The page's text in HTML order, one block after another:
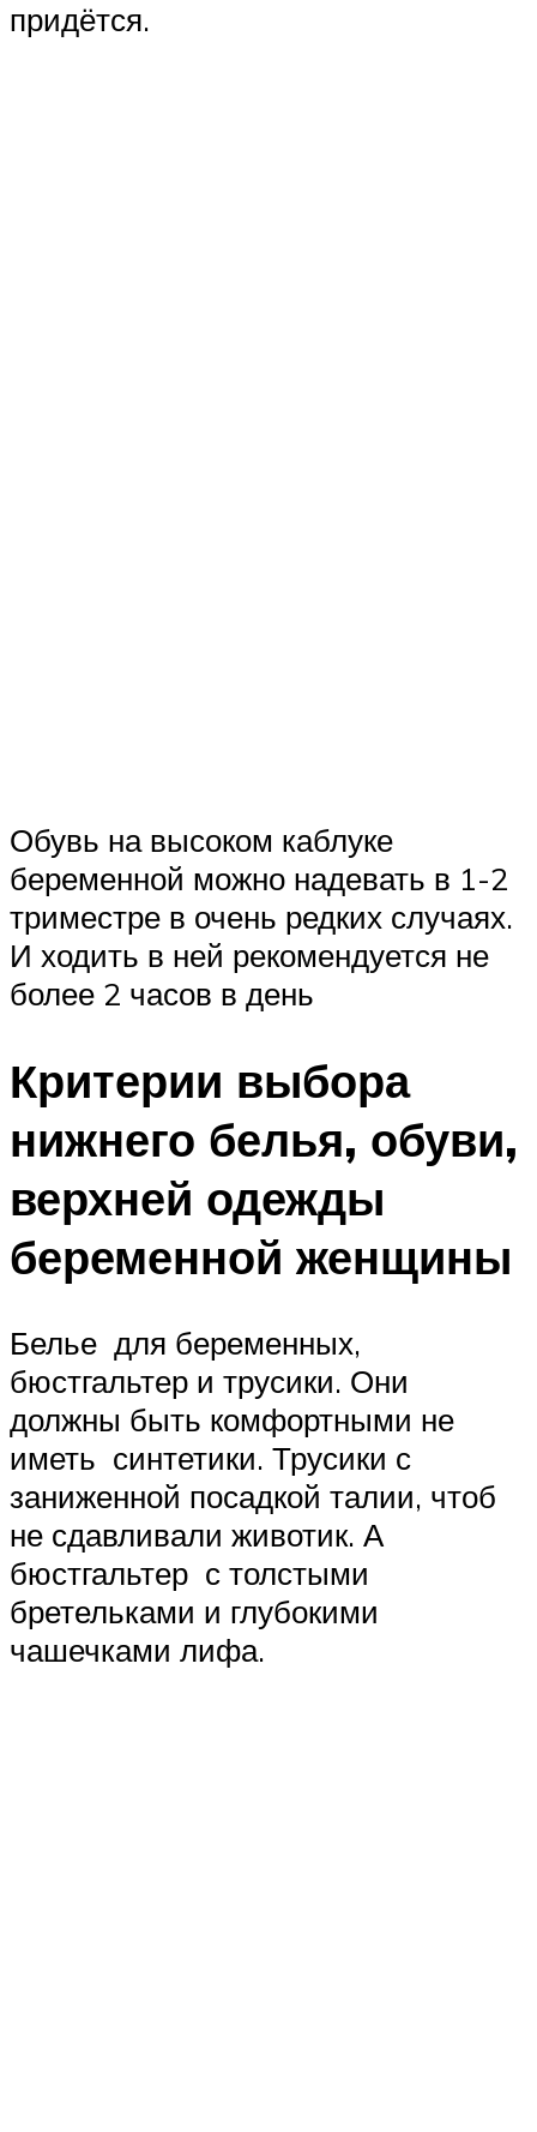
придётся.
Обувь на высоком каблуке
беременной можно надевать в 1-2
триместре в очень редких случаях.
И ходить в ней рекомендуется не
более 2 часов в день
Критерии выбора
нижнего белья, обуви,
верхней одежды
беременной женщины
Белье для беременных,
бюстгальтер и трусики. Они
должны быть комфортными не
иметь синтетики. Трусики с
заниженной посадкой талии, чтоб
не сдавливали животик. А
бюстгальтер с толстыми
бретельками и глубокими
чашечками лифа.